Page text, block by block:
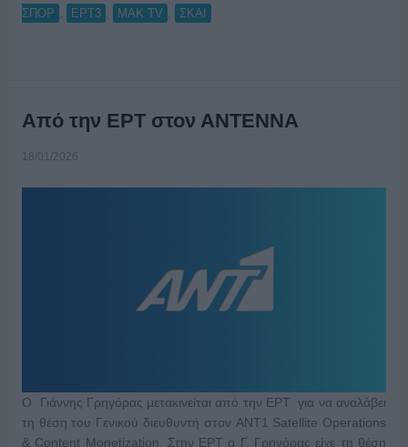
ΣΠΟΡ ΕΡΤ3 ΜΑΚ TV ΣΚΑΙ
Από την ΕΡΤ στον ΑΝΤΕΝΝΑ
18/01/2026
O Γιάννης Γρηγόρας μετακινείται από την ΕΡΤ για να αναλάβει
τη θέση του Γενικού διευθυντή στον ANT1 Satellite Operations
& Content Monetization. Στην ΕΡΤ ο Γ, Γρηγόρας είχε τη θέση